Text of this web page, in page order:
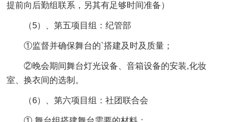
提前向后勤组联系，另其有足够时间准备）
（5）、第五项目组：纪管部
①监督并确保舞台的`搭建及时及质量；
②晚会期间舞台灯光设备、音箱设备的安装,化妆
室、换衣间的选制。
（6）、第六项目组：社团联合会